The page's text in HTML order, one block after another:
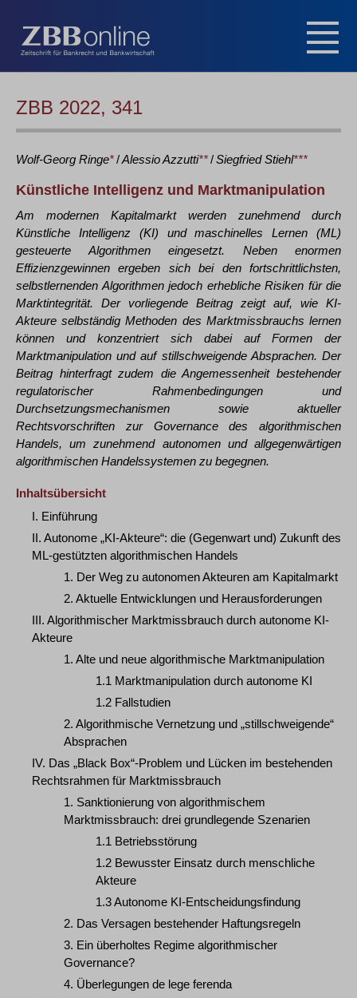
ZBB 2022, 341
Wolf-Georg Ringe*/AlessioAzzutti**/Siegfried Stiehl***
Künstliche Intelligenz und Marktmanipulation
Am modernen Kapitalmarkt werden zunehmend durch
Künstliche Intelligenz (KI) und maschinelles Lernen (ML)
gesteuerte Algorithmen eingesetzt. Neben enormen
Effizienzgewinnen ergeben sich bei den fortschrittlichsten,
selbstlernenden Algorithmen jedoch erhebliche Risiken für die
Marktintegrität. Der vorliegende Beitrag zeigt auf, wie KI-
Akteure selbständig Methoden des Marktmissbrauchs lernen
können und konzentriert sich dabei auf Formen der
Marktmanipulation und auf stillschweigende Absprachen. Der
Beitrag hinterfragt zudem die Angemessenheit bestehender
regulatorischer Rahmenbedingungen und
Durchsetzungsmechanismen sowie aktueller
Rechtsvorschriften zur Governance des algorithmischen
Handels, um zunehmend autonomen und allgegenwärtigen
algorithmischen Handelssystemen zu begegnen.
Inhaltsübersicht
I. Einführung
II. Autonome „KI-Akteure“: die (Gegenwart und) Zukunft des
ML-gestützten algorithmischen Handels
1. Der Weg zu autonomen Akteuren am Kapitalmarkt
2. Aktuelle Entwicklungen und Herausforderungen
III. Algorithmischer Marktmissbrauch durch autonome KI-
Akteure
1. Alte und neue algorithmische Marktmanipulation
1.1 Marktmanipulation durch autonome KI
1.2 Fallstudien
2. Algorithmische Vernetzung und „stillschweigende“
Absprachen
IV. Das „Black Box“-Problem und Lücken im bestehenden
Rechtsrahmen für Marktmissbrauch
1. Sanktionierung von algorithmischem
Marktmissbrauch: drei grundlegende Szenarien
1.1 Betriebsstörung
1.2 Bewusster Einsatz durch menschliche
Akteure
1.3 Autonome KI-Entscheidungsfindung
2. Das Versagen bestehender Haftungsregeln
3. Ein überholtes Regime algorithmischer
Governance?
4. Überlegungen de lege ferenda